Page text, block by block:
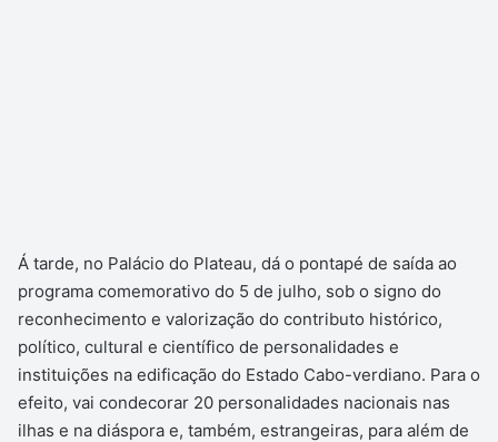
Á tarde, no Palácio do Plateau, dá o pontapé de saída ao
programa comemorativo do 5 de julho, sob o signo do
reconhecimento e valorização do contributo histórico,
político, cultural e científico de personalidades e
instituições na edificação do Estado Cabo-verdiano. Para o
efeito, vai condecorar 20 personalidades nacionais nas
ilhas e na diáspora e, também, estrangeiras, para além de